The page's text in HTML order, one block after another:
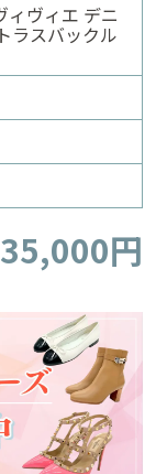
ィヴィエ デニ
ラスバックル
35,000円